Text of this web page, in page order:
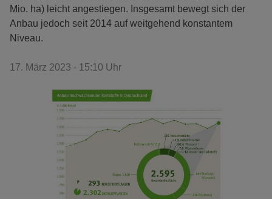
Mio. ha) leicht angestiegen. Insgesamt bewegt sich der
Anbau jedoch seit 2014 auf weitgehend konstantem
Niveau.
17. März 2023 - 15:10 Uhr